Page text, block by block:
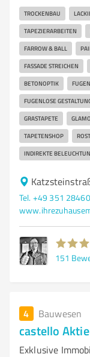
TROCKENBAU
TAPEZIERARBEITEN
FARROW & BALL
FASSADE STREICHEN
BETONOPTIK
FUGENLOSE
GRASTAPETE
TAPETENSHOP
INDIREKTE
Tel. +49 351
151
4 Bauwesen
castello
Exklusive